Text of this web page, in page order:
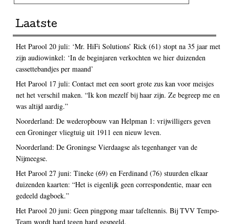
Laatste
Het Parool 20 juli: ‘Mr. HiFi Solutions’ Rick (61) stopt na 35 jaar met
zijn audiowinkel: ‘In de beginjaren verkochten we hier duizenden
cassettebandjes per maand’
Het Parool 17 juli: Contact met een soort grote zus kan voor meisjes
net het verschil maken. “Ik kon mezelf bij haar zijn. Ze begreep me en
was altijd aardig.”
Noorderland: De wederopbouw van Helpman 1: vrijwilligers geven
een Groninger vliegtuig uit 1911 een nieuw leven.
Noorderland: De Groningse Vierdaagse als tegenhanger van de
Nijmeegse.
Het Parool 27 juni: Tineke (69) en Ferdinand (76) stuurden elkaar
duizenden kaarten: “Het is eigenlijk geen correspondentie, maar een
gedeeld dagboek.”
Het Parool 20 juni: Geen pingpong maar tafeltennis. Bij TVV Tempo-
Team wordt hard tegen hard gespeeld.